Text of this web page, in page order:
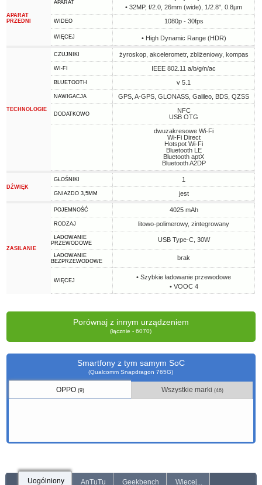
APARAT
PRZEDNI
APARAT
• 32MP, f/2.0, 26mm (wide), 1/2.8", 0.8µm
WIDEO 1080p - 30fps
WIĘCEJ • High Dynamic Range (HDR)
TECHNOLOGIE
CZUJNIKI żyroskop, akcelerometr, zbliżeniowy, kompas
WI-FI IEEE 802.11 a/b/g/n/ac
BLUETOOTH v 5.1
NAWIGACJA GPS, A-GPS, GLONASS, Galileo, BDS, QZSS
DODATKOWO
NFC
USB OTG
dwuzakresowe Wi-Fi
Wi-Fi Direct
Hotspot Wi-Fi
Bluetooth LE
Bluetooth aptX
Bluetooth A2DP
DŹWIĘK
GŁOŚNIKI 1
GNIAZDO 3,5MM jest
ZASILANIE
POJEMNOŚĆ 4025 mAh
RODZAJ litowo-polimerowy, zintegrowany
ŁADOWANIE
PRZEWODOWE
USB Type-C, 30W
ŁADOWANIE
BEZPRZEWODOWE
brak
WIĘCEJ
• Szybkie ładowanie przewodowe
• VOOC 4
Porównaj z innym urządzeniem
(łącznie - 6070)
Smartfony z tym samym SoC
(Qualcomm Snapdragon 765G)
OPPO(9) Wszystkie marki (46)
Uogólniony AnTuTu Geekbench Więcej...